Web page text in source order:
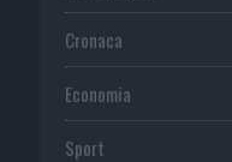
Cronaca
Economia
Sport